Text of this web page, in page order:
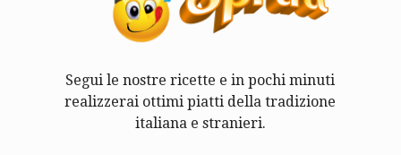
Segui le nostre ricette e in pochi minuti
realizzerai ottimi piatti della tradizione
italiana e stranieri.